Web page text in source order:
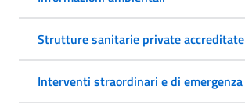
Strutture sanitarie private accreditate
Interventi straordinari e di emergenza